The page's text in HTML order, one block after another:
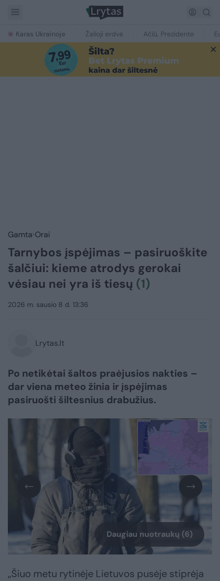
Karas Ukrainoje Žalioji erdvė Ačiū, Prezidente
Gamta Orai
Tarnybos įspėjimas – pasiruoškite
šalčiui: kieme atrodys gerokai
vėsiau nei yra iš tiesų (1)
2026 m. sausio 8 d. 13:36
Lrytas.lt
Po netikėtai šaltos praėjusios nakties –
dar viena meteo žinia ir įspėjimas
pasiruošti šiltesnius drabužius.
Daugiau nuotraukų (6)
„Šiuo metu rytinėje Lietuvos pusėje stiprėja